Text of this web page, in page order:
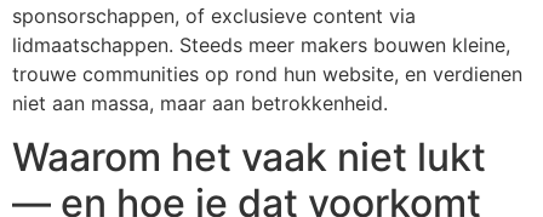
sponsorschappen, of exclusieve content via
lidmaatschappen. Steeds meer makers bouwen kleine,
trouwe communities op rond hun website, en verdienen
niet aan massa, maar aan betrokkenheid.
Waarom het vaak niet lukt
— en hoe je dat voorkomt